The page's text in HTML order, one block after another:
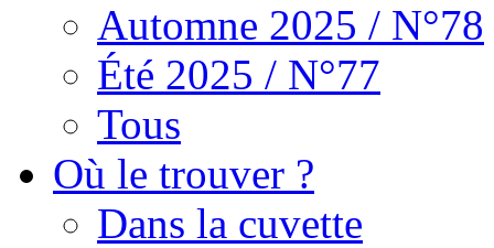
Automne 2025 / N°78
Été 2025 / N°77
Tous
Où le trouver ?
Dans la cuvette